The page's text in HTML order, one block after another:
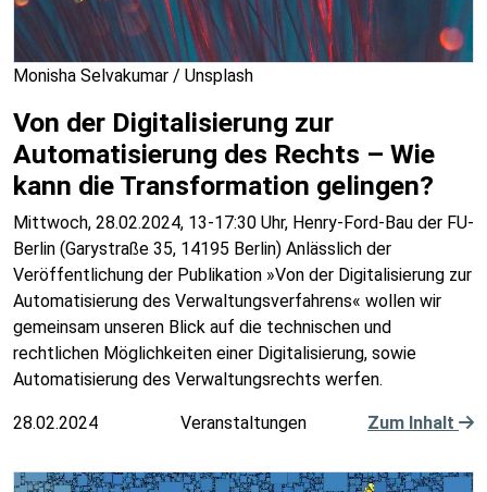
Monisha Selvakumar / Unsplash
Von der Digitalisierung zur
Automatisierung des Rechts – Wie
kann die Transformation gelingen?
Mittwoch, 28.02.2024, 13-17:30 Uhr, Henry-Ford-Bau der FU-
Berlin (Garystraße 35, 14195 Berlin) Anlässlich der
Veröffentlichung der Publikation »Von der Digitalisierung zur
Automatisierung des Verwaltungsverfahrens« wollen wir
gemeinsam unseren Blick auf die technischen und
rechtlichen Möglichkeiten einer Digitalisierung, sowie
Automatisierung des Verwaltungsrechts werfen.
28.02.2024 Veranstaltungen Zum Inhalt